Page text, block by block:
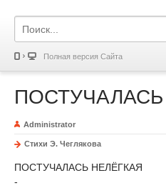
Полная версия Сайта
Administrator
Стихи Э. Чеглякова
ПОСТУЧАЛАСЬ НЕЛЁГКАЯ
-